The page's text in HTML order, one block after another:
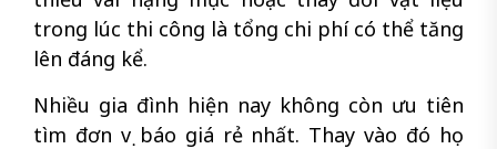
trong lúc thi công là tổng chi phí có thể tăng
lên đáng kể.
Nhiều gia đình hiện nay không còn ưu tiên
tìm đơn vị báo giá rẻ nhất. Thay vào đó họ